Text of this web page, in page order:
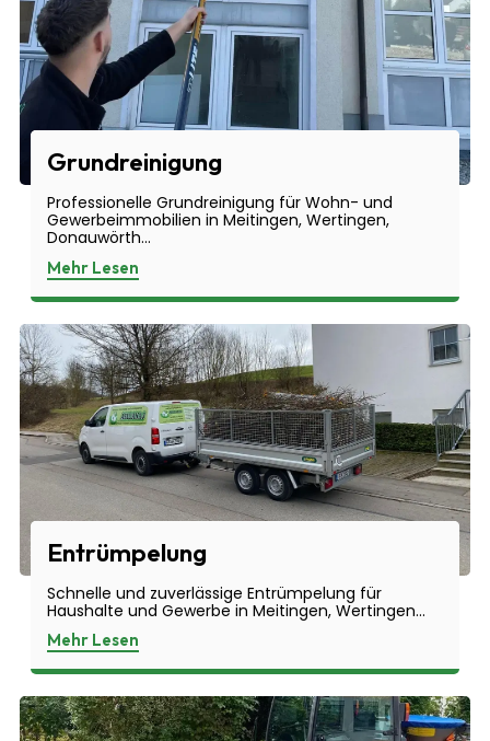
Grundreinigung
Professionelle Grundreinigung für Wohn- und
Gewerbeimmobilien in Meitingen, Wertingen,
Donauwörth...
Mehr Lesen
Entrümpelung
Schnelle und zuverlässige Entrümpelung für
Haushalte und Gewerbe in Meitingen, Wertingen...
Mehr Lesen